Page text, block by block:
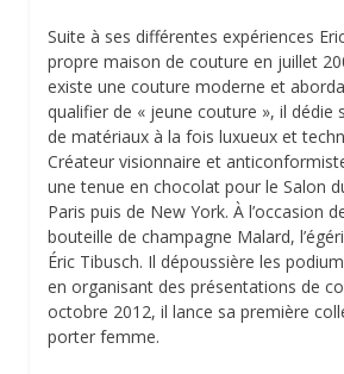
Suite à ses différentes expériences
propre maison de couture en juillet
existe une couture moderne et
qualifier de « jeune couture », il dédie
de matériaux à la fois luxueux et
Créateur visionnaire et
une tenue en chocolat pour le Salon
Paris puis de New York. À l’occasion
bouteille de champagne Malard,
Éric Tibusch. Il dépoussière les
en organisant des présentations de
octobre 2012, il lance sa première
porter femme.